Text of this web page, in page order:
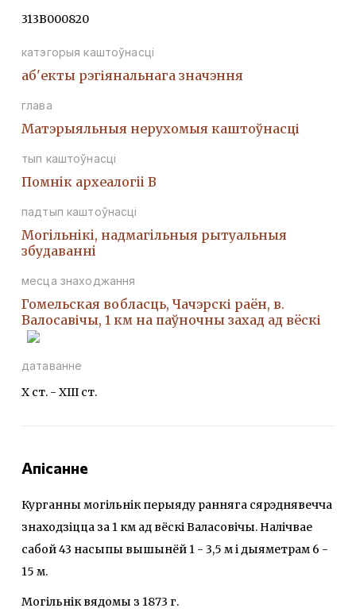
313В000820
катэгорыя каштоўнасці
аб'екты рэгіянальнага значэння
глава
Матэрыяльныя нерухомыя каштоўнасці
тып каштоўнасці
Помнiк археалогii В
падтып каштоўнасці
Могiльнiкi, надмагiльныя рытуальныя
збудаваннi
месца знаходжання
Гомельская вобласць, Чачэрскі раён, в.
Валосавічы, 1 км на паўночны захад ад вёскі
датаванне
X ст. - XIII ст.
Апісанне
Курганны могiльнiк перыяду ранняга сярэднявечча
знаходзіцца за 1 км ад вёскі Валасовічы. Налічвае
сабой 43 насыпы вышынёй 1 - 3,5 м і дыяметрам 6 -
15 м.
Могільнік вядомы з 1873 г.